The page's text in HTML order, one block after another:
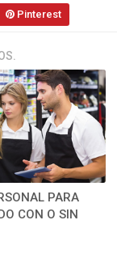
Pinterest
PARA
CON O SIN